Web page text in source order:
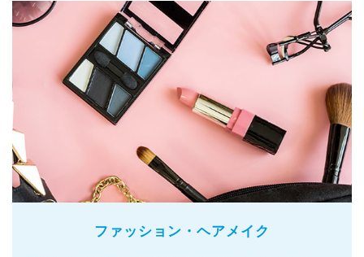
ファッション・ヘアメイク